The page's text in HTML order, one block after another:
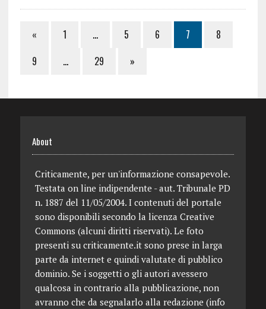
« 1 … 5 6 7
8
9
… 29 »
About
Criticamente, per un'informazione consapevole.
Testata on line indipendente - aut. Tribunale PD
n. 1887 del 11/05/2004. I contenuti del portale
sono disponibili secondo la licenza Creative
Commons (alcuni diritti riservati). Le foto
presenti su criticamente.it sono prese in larga
parte da internet e quindi valutate di pubblico
dominio. Se i soggetti o gli autori avessero
qualcosa in contrario alla pubblicazione, non
avranno che da segnalarlo alla redazione (info